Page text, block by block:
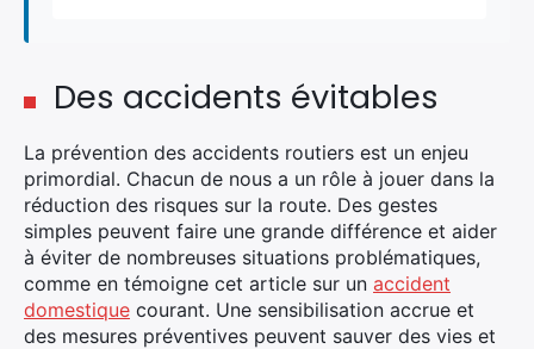
Des accidents évitables
La prévention des accidents routiers est un enjeu
primordial. Chacun de nous a un rôle à jouer dans la
réduction des risques sur la route. Des gestes
simples peuvent faire une grande différence et aider
à éviter de nombreuses situations problématiques,
comme en témoigne cet article sur un accident
domestique courant. Une sensibilisation accrue et
des mesures préventives peuvent sauver des vies et